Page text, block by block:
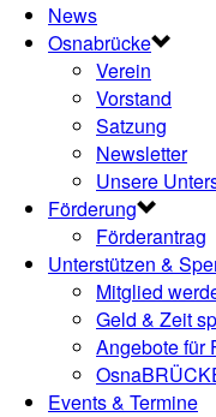
News
Osnabrücke
Verein
Vorstand
Satzung
Newsletter
Unsere
Förderung
Förderantrag
Unterstützen &
Mitglied
Geld & Zeit
Angebote für
Events & Termine